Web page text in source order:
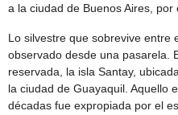
a la ciudad de Buenos Aires, por
Lo silvestre que sobrevive entre
observado desde una pasarela.
reservada, la isla Santay,
la ciudad de Guayaquil. Aquello
décadas fue expropiada por el